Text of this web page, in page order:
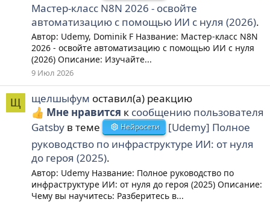
Мастер-класс N8N 2026 - освойте
автоматизацию с помощью ИИ с нуля (2026).
Автор: Udemy, Dominik F Название: Мастер-класс N8N
2026 - освойте автоматизацию с помощью ИИ с нуля
(2026) Описание: Изучайте...
9 Июл 2026
Щ щелшыфум оставил(а) реакцию
Мне нравится к сообщению пользователя
Gatsby в теме Нейросети
[Udemy] Полное
руководство по инфраструктуре ИИ: от нуля
до героя (2025).
Автор: Udemy Название: Полное руководство по
инфраструктуре ИИ: от нуля до героя (2025) Описание:
Чему вы научитесь: Разберитесь в...